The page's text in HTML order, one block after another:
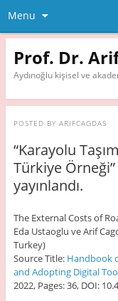
Menu
Prof. Dr.
Aydınoğlu kişisel ve
POSTED BY ARIFCAGDAS
“Karayolu
Türkiye
yayınlandı.
The External Costs of
Eda Ustaoglu ve Arif
Turkey)
Source Title: Handbook
and Adopting Digital
2022, Pages: 36, DOI: